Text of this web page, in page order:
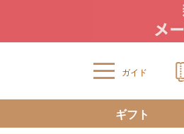
ガイド
ギフト